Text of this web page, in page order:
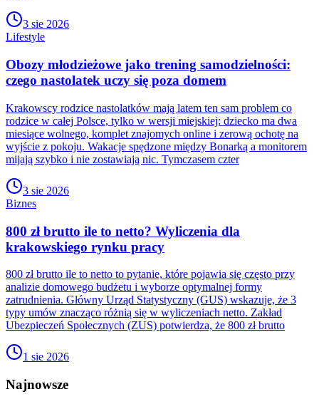
3 sie 2026
Lifestyle
Obozy młodzieżowe jako trening samodzielności:
czego nastolatek uczy się poza domem
Krakowscy rodzice nastolatków mają latem ten sam problem co
rodzice w całej Polsce, tylko w wersji miejskiej: dziecko ma dwa
miesiące wolnego, komplet znajomych online i zerową ochotę na
wyjście z pokoju. Wakacje spędzone między Bonarką a monitorem
mijają szybko i nie zostawiają nic. Tymczasem czter
3 sie 2026
Biznes
800 zł brutto ile to netto? Wyliczenia dla
krakowskiego rynku pracy
800 zł brutto ile to netto to pytanie, które pojawia się często przy
analizie domowego budżetu i wyborze optymalnej formy
zatrudnienia. Główny Urząd Statystyczny (GUS) wskazuje, że 3
typy umów znacząco różnią się w wyliczeniach netto. Zakład
Ubezpieczeń Społecznych (ZUS) potwierdza, że 800 zł brutto
1 sie 2026
Najnowsze